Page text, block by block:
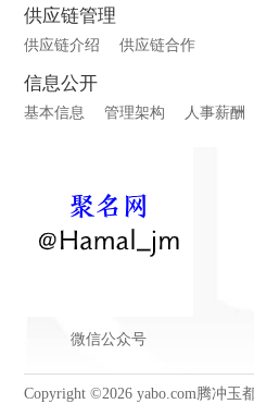
供应链管理
供应链介绍 供应链合作
信息公开
基本信息 管理架构 人事薪酬
微信公众号
Copyright ©2026 yabo.com腾冲玉